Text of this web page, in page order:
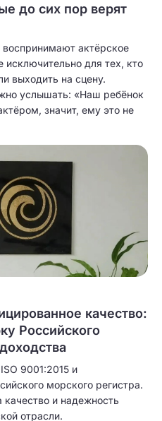
до сих пор верят
актёрское
исключительно для тех, кто
выходить на сцену.
услышать: «Наш ребёнок
значит, ему это не
качество:
Российского
9001:2015 и
морского регистра.
и надежность
отрасли.